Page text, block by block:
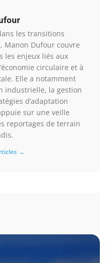
les transitions
Manon Dufour couvre
les enjeux liés aux
circulaire et à
Elle a notamment
industrielle, la gestion
d’adaptation
sur une veille
reportages de terrain
→